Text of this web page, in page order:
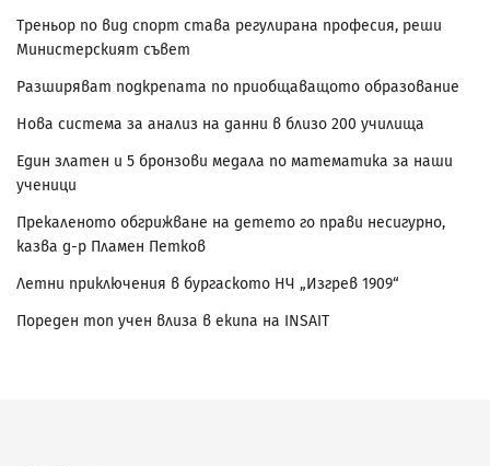
Треньор по вид спорт става регулирана професия, реши
Министерският съвет
Разширяват подкрепата по приобщаващото образование
Нова система за анализ на данни в близо 200 училища
Един златен и 5 бронзови медала по математика за наши
ученици
Прекаленото обгрижване на детето го прави несигурно,
казва д-р Пламен Петков
Летни приключения в бургаското НЧ „Изгрев 1909“
Пореден топ учен влиза в екипа на INSAIT